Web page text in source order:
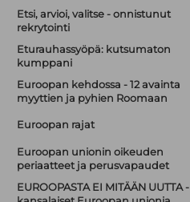
Etsi, arvioi, valitse - onnistunut
rekrytointi
Eturauhassyöpä: kutsumaton
kumppani
Euroopan kehdossa - 12 avainta
myyttien ja pyhien Roomaan
Euroopan rajat
Euroopan unionin oikeuden
periaatteet ja perusvapaudet
EUROOPASTA EI MITÄÄN UUTTA -